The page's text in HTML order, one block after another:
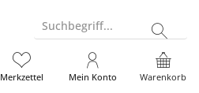
Suchbegriff...
Warenkorb
Merkzettel Mein Konto